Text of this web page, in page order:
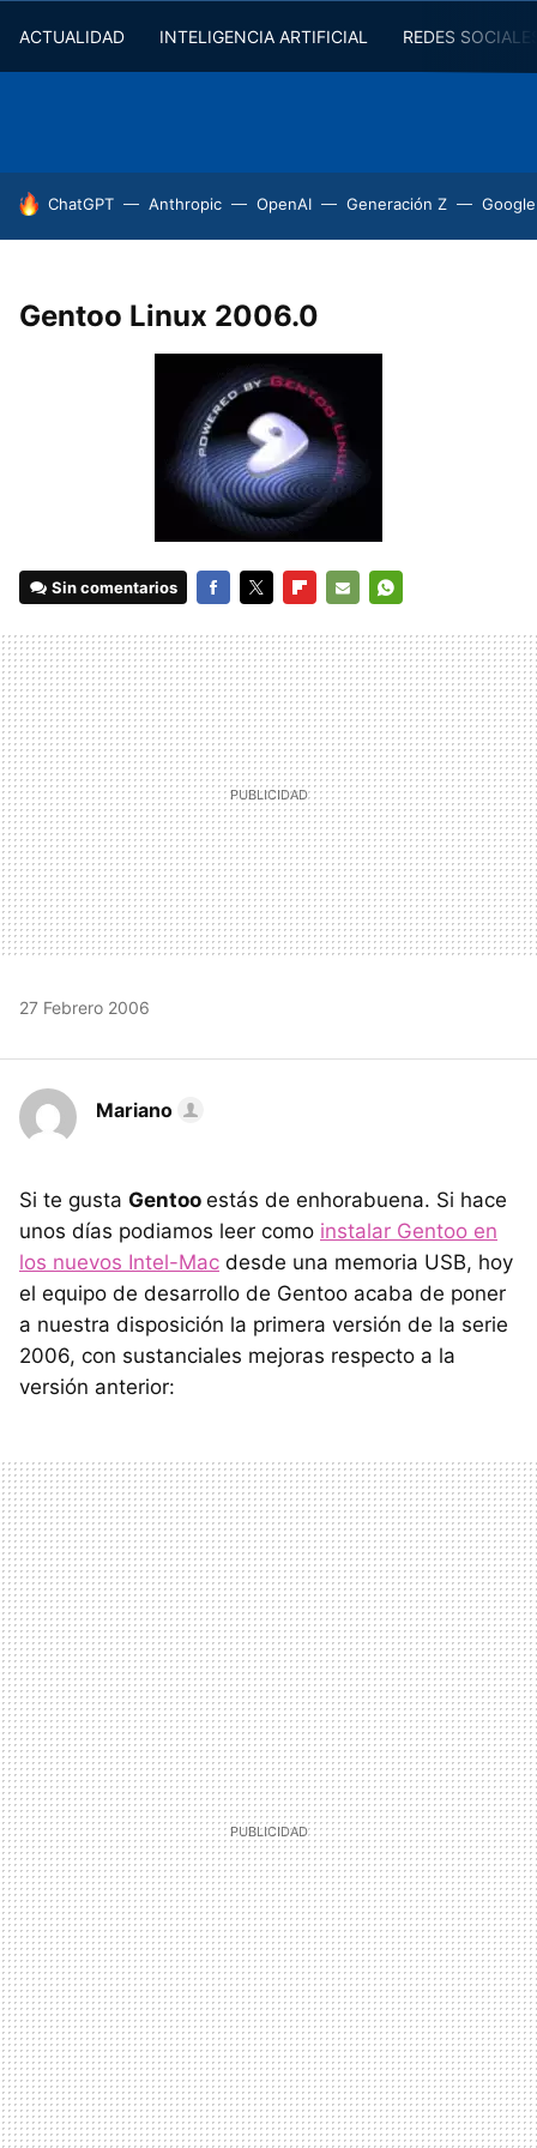
ACTUALIDAD INTELIGENCIA ARTIFICIAL REDES
HOY SE HABLA DE
ChatGPT Anthropic OpenAI Generación Z
Gentoo Linux 2006.0
Sin comentarios
MAIL
27 Febrero 2006
Mariano
Si te gusta Gentoo estás de enhorabuena. Si hace
unos días podiamos leer como instalar Gentoo en
los nuevos Intel-Mac desde una memoria USB, hoy
el equipo de desarrollo de Gentoo acaba de poner
a nuestra disposición la primera versión de la serie
2006, con sustanciales mejoras respecto a la
versión anterior: